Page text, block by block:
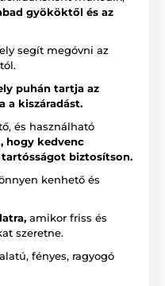
gyököktől és az
segít megóvni az
puhán tartja az
a kiszáradást.
és használható
hogy kedvenc
biztosítson.
kenhető és
amikor friss és
szeretne.
fényes, ragyogó